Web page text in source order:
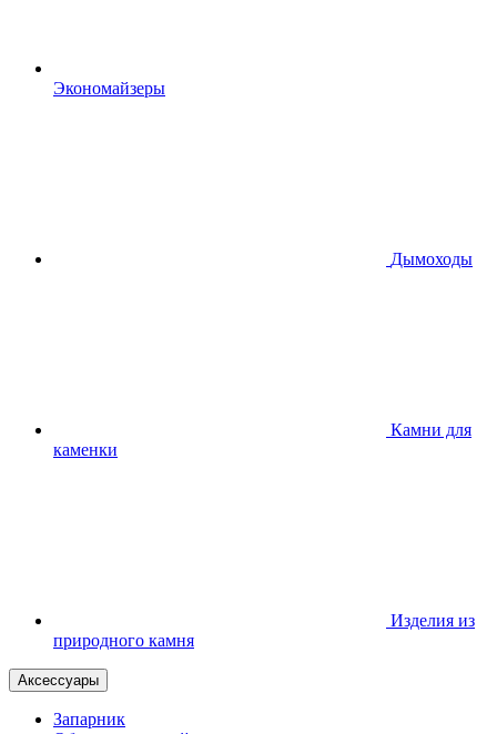
Экономайзеры
Дымоходы
Камни для
каменки
Изделия из
природного камня
Аксессуары
Запарник